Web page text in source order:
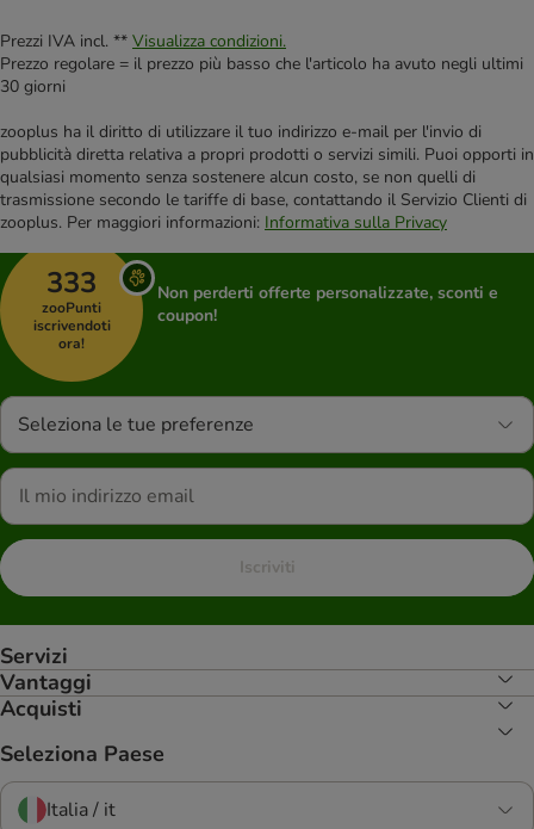
Prezzi IVA incl. ** Visualizza condizioni.
Prezzo regolare = il prezzo più basso che l'articolo ha avuto negli ultimi
30 giorni
zooplus ha il diritto di utilizzare il tuo indirizzo e-mail per l'invio di
pubblicità diretta relativa a propri prodotti o servizi simili. Puoi opporti in
qualsiasi momento senza sostenere alcun costo, se non quelli di
trasmissione secondo le tariffe di base, contattando il Servizio Clienti di
zooplus. Per maggiori informazioni: Informativa sulla Privacy
333
zooPunti
iscrivendoti
ora!
Non perderti offerte personalizzate, sconti e
coupon!
Seleziona le tue preferenze
Iscriviti
Servizi
Vantaggi
Acquisti
Seleziona Paese
Italia / it